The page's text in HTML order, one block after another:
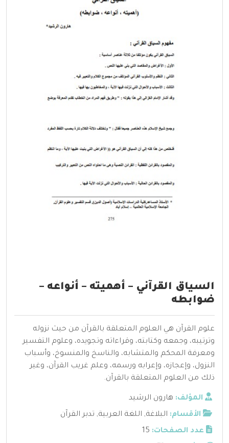
السياق القرآني – أهميته – أنواعه –
ضوابطه
علوم القرآن هي العلوم المتعلقة بالقرآن من حيث نزوله
وترتيبه، وجمعه وكتابته، وقراءاته وتجويده، وعلوم التفسير
ومعرفة المحكم والمتشابه، والناسخ والمنسوخ، وأسباب
النزول، وإعجازه، وإعرابه ورسمه، وعلم غريب القرآن، وغير
ذلك من العلوم المتعلقة بالقرآن.
المؤلف: هارون الرشيد
الأقسام: البلاغة, اللغة العربية, تدبر القرآن
عدد الصفحات: 15